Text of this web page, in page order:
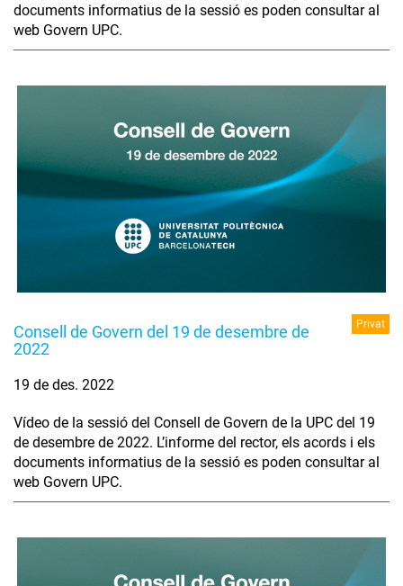
documents informatius de la sessió es poden consultar al
web Govern UPC.
Consell de Govern del 19 de desembre de
2022
Privat
19 de des. 2022
Vídeo de la sessió del Consell de Govern de la UPC del 19
de desembre de 2022. L’informe del rector, els acords i els
documents informatius de la sessió es poden consultar al
web Govern UPC.